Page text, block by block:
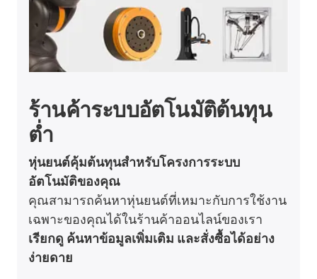
ร้านค้าระบบอัตโนมัติต้นทุน
ต่ำ
หุ่นยนต์คุ้มต้นทุนสำหรับโครงการระบบ
อัตโนมัติของคุณ
คุณสามารถค้นหาหุ่นยนต์ที่เหมาะกับการใช้งาน
เฉพาะของคุณได้ในร้านค้าออนไลน์ของเรา
เรียกดู ค้นหาข้อมูลเพิ่มเติม และสั่งซื้อได้อย่าง
ง่ายดาย